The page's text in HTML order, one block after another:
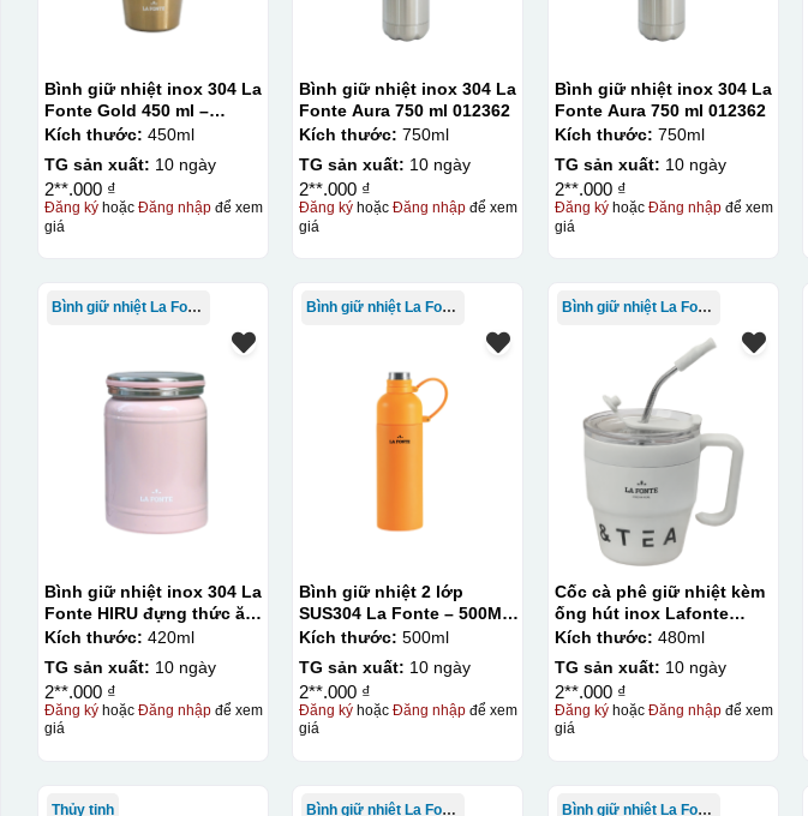
Bình giữ nhiệt inox 304 La
Fonte Gold 450 ml –
012331
Kích thước: 450ml
TG sản xuất: 10 ngày
2**.000 ₫
Đăng kýhoặc Đăng nhậpđể xem
giá
Bình giữ nhiệt inox 304 La
Fonte Aura 750 ml 012362
Kích thước: 750ml
TG sản xuất: 10 ngày
2**.000 ₫
Đăng ký hoặcĐăng nhập để xem
giá
Bình giữ nhiệt inox 304 La
Fonte Aura 750 ml 012362
Kích thước: 750ml
TG sản xuất: 10 ngày
2**.000 ₫
Đăng kýhoặc Đăng nhậpđể xem
giá
Bình giữ nhiệt La Fonte
Bình giữ nhiệt inox 304 La
Fonte HIRU đựng thức ăn
420 ml – 012348
Kích thước: 420ml
TG sản xuất: 10 ngày
2**.000 ₫
Đăng kýhoặc Đăng nhậpđể xem
giá
Bình giữ nhiệt La Fonte
Bình giữ nhiệt 2 lớp
SUS304 La Fonte – 500ML
– 012737
Kích thước: 500ml
TG sản xuất: 10 ngày
2**.000 ₫
Đăng ký hoặcĐăng nhập để xem
giá
Bình giữ nhiệt La Fonte
Cốc cà phê giữ nhiệt kèm
ống hút inox Lafonte
480ML – 012782
Kích thước: 480ml
TG sản xuất: 10 ngày
2**.000 ₫
Đăng kýhoặc Đăng nhậpđể xem
giá
Thủy tinh Bình giữ nhiệt La Fonte Bình giữ nhiệt La Fonte